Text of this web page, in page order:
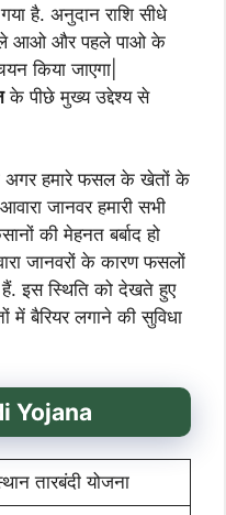
है. अनुदान राशि सीधे
आओ और पहले पाओ के
किया जाएगा|
के पीछे मुख्य उद्देश्य से
अगर हमारे फसल के खेतों के
जानवर हमारी सभी
की मेहनत बर्बाद हो
जानवरों के कारण फसलों
इस स्थिति को देखते हुए
में बैरियर लगाने की सुविधा
Yojana
तारबंदी योजना